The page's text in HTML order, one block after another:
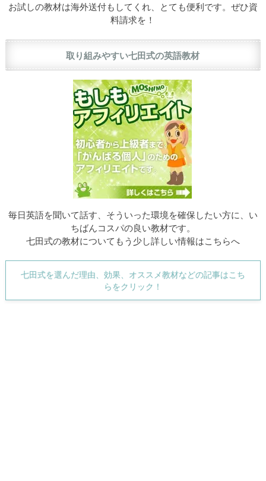
お試しの教材は海外送付もしてくれ、とても便利です。ぜひ資
料請求を！
取り組みやすい七田式の英語教材
毎日英語を聞いて話す、そういった環境を確保したい方に、い
ちばんコスパの良い教材です。
七田式の教材についてもう少し詳しい情報はこちらへ
七田式を選んだ理由、効果、オススメ教材などの記事はこち
らをクリック！